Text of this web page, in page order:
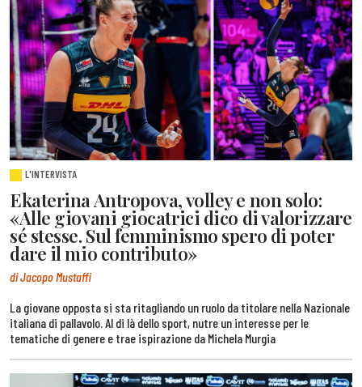
L'INTERVISTA
Ekaterina Antropova, volley e non solo:
«Alle giovani giocatrici dico di valorizzare
sé stesse. Sul femminismo spero di poter
dare il mio contributo»
di Jacopo Mustaffi
La giovane opposta si sta ritagliando un ruolo da titolare nella Nazionale
italiana di pallavolo. Al di là dello sport, nutre un interesse per le
tematiche di genere e trae ispirazione da Michela Murgia